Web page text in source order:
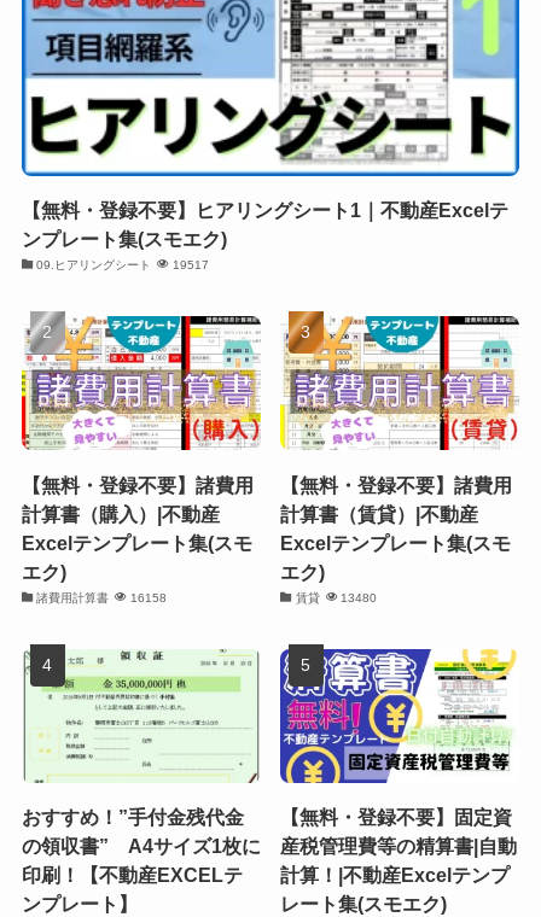
【無料・登録不要】ヒアリングシート1｜不動産Excelテ
ンプレート集(スモエク)
09.ヒアリングシート 19517
【無料・登録不要】諸費用
計算書（購入）|不動産
Excelテンプレート集(スモ
エク)
諸費用計算書 16158
【無料・登録不要】諸費用
計算書（賃貸）|不動産
Excelテンプレート集(スモ
エク)
賃貸 13480
おすすめ！”手付金残代金
の領収書” A4サイズ1枚に
印刷！【不動産EXCELテ
ンプレート】
【無料・登録不要】固定資
産税管理費等の精算書|自動
計算！|不動産Excelテンプ
レート集(スモエク)